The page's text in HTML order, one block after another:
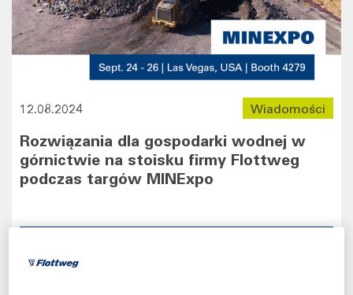
Wiadomości
12.08.2024
Rozwiązania dla gospodarki wodnej w
górnictwie na stoisku firmy Flottweg
podczas targów MINExpo